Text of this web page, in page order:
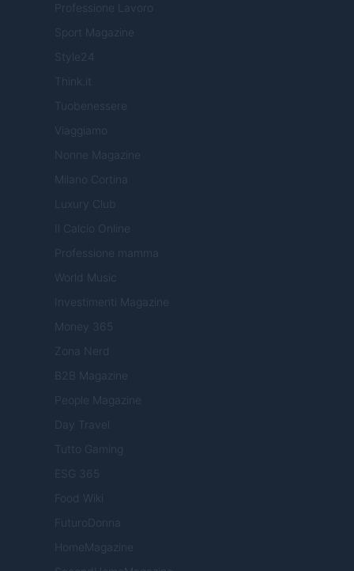
Professione Lavoro
Sport Magazine
Style24
Think.it
Tuobenessere
Viaggiamo
Nonne Magazine
Milano Cortina
Luxury Club
Il Calcio Online
Professione mamma
World Music
Investimenti Magazine
Money 365
Zona Nerd
B2B Magazine
People Magazine
Day Travel
Tutto Gaming
ESG 365
Food Wiki
FuturoDonna
HomeMagazine